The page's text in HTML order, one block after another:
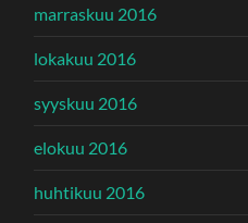
marraskuu 2016
lokakuu 2016
syyskuu 2016
elokuu 2016
huhtikuu 2016